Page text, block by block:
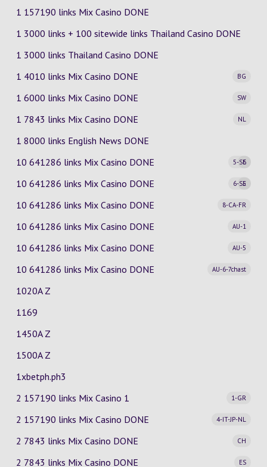
1 157190 links Mix Casino DONE
1 3000 links + 100 sitewide links Thailand Casino DONE
1 3000 links Thailand Casino DONE
1 4010 links Mix Casino
BG
DONE
1 6000 links Mix Casino
SW
DONE
1 7843 links Mix Casino
NL
DONE
1 8000 links English News DONE
10 641286 links Mix Casino
5-SE
6
DONE
10 641286 links Mix Casino
6-SE
5
DONE
10 641286 links Mix Casino
8-CA-FR
DONE
10 641286 links Mix Casino
AU-1
DONE
10 641286 links Mix Casino
AU-5
DONE
10 641286 links Mix Casino
AU-6-7chast
DONE
1020A Z
1169
1450A Z
1500A Z
1xbetph.ph3
2 157190 links Mix Casino
1-GR
1
2 157190 links Mix Casino
4-IT-JP-NL
DONE
2 7843 links Mix Casino
CH
DONE
2 7843 links Mix Casino
ES
DONE